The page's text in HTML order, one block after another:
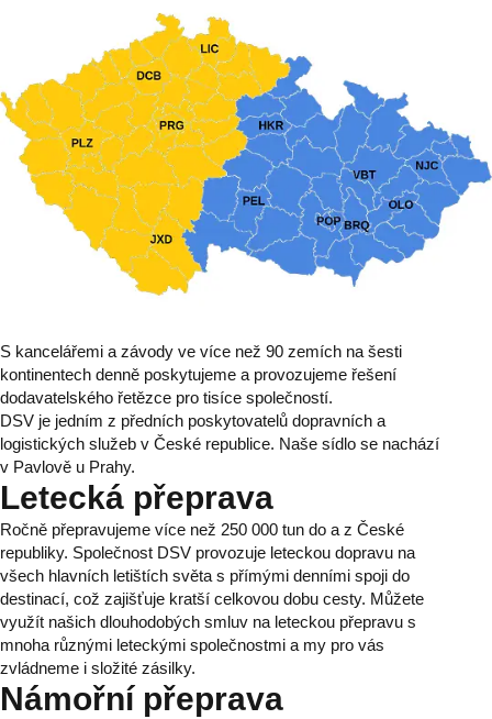
S kancelářemi a závody ve více než 90 zemích na šesti
kontinentech denně poskytujeme a provozujeme řešení
dodavatelského řetězce pro tisíce společností.
DSV je jedním z předních poskytovatelů dopravních a
logistických služeb v České republice. Naše sídlo se nachází
v Pavlově u Prahy.
Letecká přeprava
Ročně přepravujeme více než 250 000 tun do a z České
republiky. Společnost DSV provozuje leteckou dopravu na
všech hlavních letištích světa s přímými denními spoji do
destinací, což zajišťuje kratší celkovou dobu cesty. Můžete
využít našich dlouhodobých smluv na leteckou přepravu s
mnoha různými leteckými společnostmi a my pro vás
zvládneme i složité zásilky.
Námořní přeprava